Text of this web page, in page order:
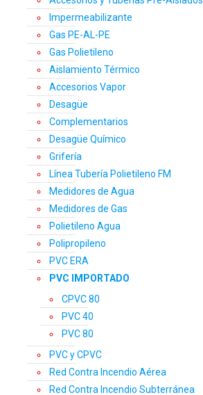
Impermeabilizante
Gas PE-AL-PE
Gas Polietileno
Aislamiento Térmico
Accesorios Vapor
Desagüe
Complementarios
Desagüe Químico
Grifería
Línea Tubería Polietileno FM
Medidores de Agua
Medidores de Gas
Polietileno Agua
Polipropileno
PVC ERA
PVC IMPORTADO
CPVC 80
PVC 40
PVC 80
PVC y CPVC
Red Contra Incendio Aérea
Red Contra Incendio Subterránea